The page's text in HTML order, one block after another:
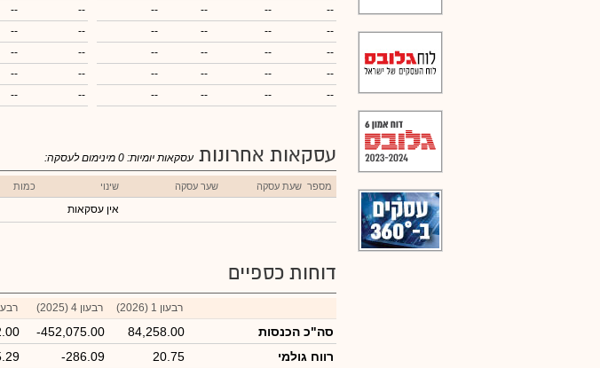
--
--
--
--
--
--
--
--
--
--
--
--
--
--
--
--
--
--
--
--
--
--
--
--
--
--
--
--
--
--
עסקאות אחרונות עסקאות יומיות: 0 מינימום לעסקה:
מספר שעת עסקה שער עסקה שינוי כמות
אין עסקאות
דוחות כספיים
רבעון 1 (2026) רבעון 4 (2025) רבעון 1
סה"כ הכנסות 84,258.00
-452,075.00
רווח גולמי
20.75
-286.09